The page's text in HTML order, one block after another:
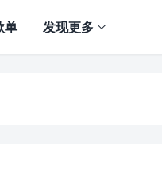
单 发现更多